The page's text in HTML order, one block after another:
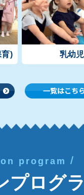
育) 乳幼児
program
プログ